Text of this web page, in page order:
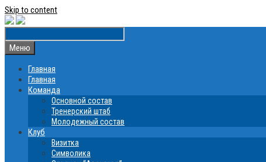
Skip to content
Меню
Главная
Главная
Команда
Основной состав
Тренерский штаб
Молодежный состав
Клуб
Визитка
Символика